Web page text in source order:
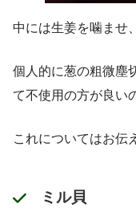
中には生姜を噛ませ
個人的に葱の粗微塵
て不使用の方が良い
これについてはお伝
ミル貝